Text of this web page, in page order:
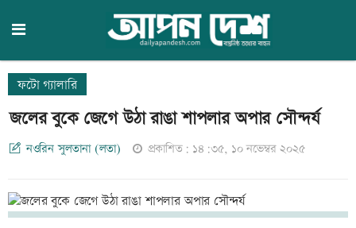
ফটো গ্যালারি
জলের বুকে জেগে উঠা রাঙা শাপলার অপার সৌন্দর্য
নওরিন সুলতানা (লতা) প্রকাশিত: ১৪:৩৫, ১০ নভেম্বর ২০২৫